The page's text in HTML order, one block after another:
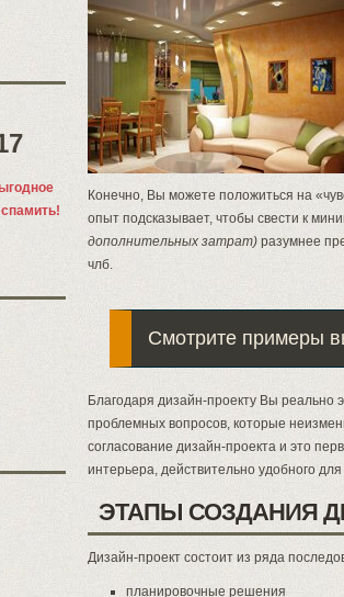
Конечно, Вы можете положиться на
опыт подсказывает, чтобы свести к
дополнительных затрат) разумнее
члб.
Смотрите примеры
Благодаря дизайн-проекту Вы реально
проблемных вопросов, которые
согласование дизайн-проекта и это
интерьера, действительно удобного
ЭТАПЫ СОЗДАНИЯ
Дизайн-проект состоит из ряда
планировочные решения